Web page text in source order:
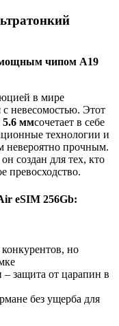
чипом A19
в мире
с невесомостью. Этот
5.6 ммсочетает в себе
технологии и
невероятно прочным.
он создан для тех, кто
превосходство.
eSIM 256Gb:
но
– защита от царапин в
без ущерба для